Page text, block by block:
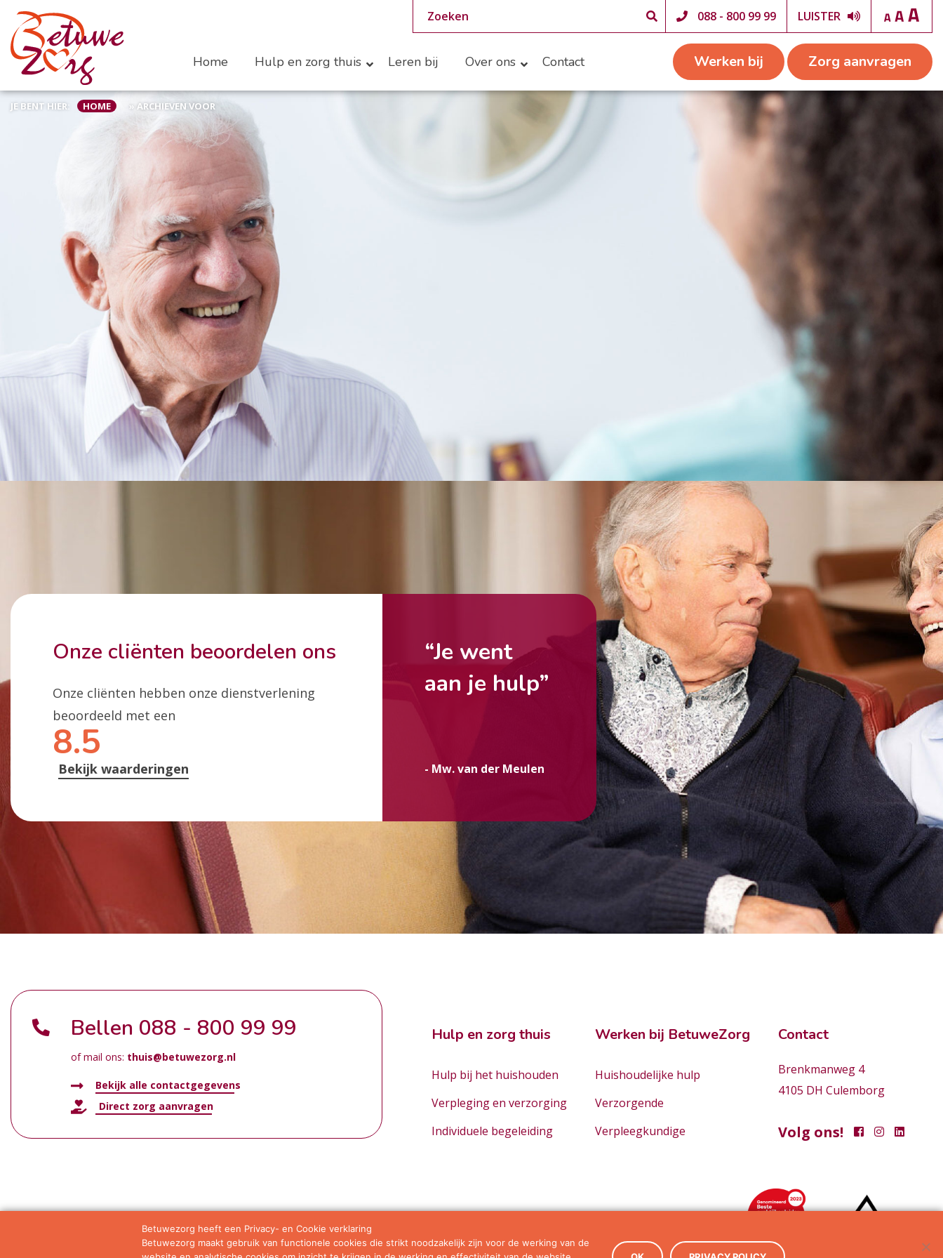
088 - 800 99 99 LUISTER
Home Hulp en zorg thuis Leren bij Over ons Contact Werken bij Zorg aanvragen
JE BENT HIER: HOME » ARCHIEVEN VOOR
Onze cliënten beoordelen ons
Onze cliënten hebben onze dienstverlening
beoordeeld met een
8.5
Bekijk waarderingen
“Je went
aan je hulp”
- Mw. van der Meulen
Bellen 088 - 800 99 99
of mail ons: thuis@betuwezorg.nl
Bekijk alle contactgegevens
Direct zorg aanvragen
Hulp en zorg thuis
Hulp bij het huishouden
Verpleging en verzorging
Individuele begeleiding
Werken bij BetuweZorg
Huishoudelijke hulp
Verzorgende
Verpleegkundige
Contact
Brenkmanweg 4
4105 DH Culemborg
Volg ons!
Privacy statement Algemene voorwaarden
Betuwezorg heeft een Privacy- en Cookie verklaring
Betuwezorg maakt gebruik van functionele cookies die strikt noodzakelijk zijn voor de werking van de